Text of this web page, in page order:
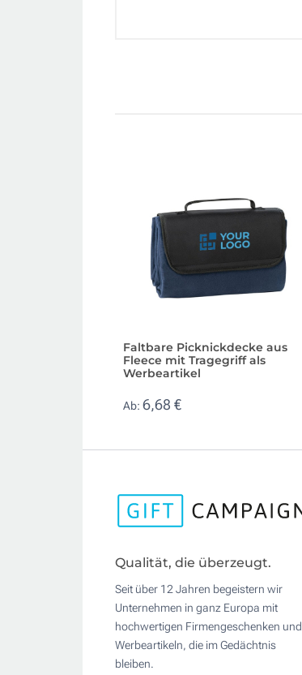
Faltbare Picknickdecke aus
Fleece mit Tragegriff als
Werbeartikel
Ab: 6,68 €
Qualität, die überzeugt.
Seit über 12 Jahren begeistern wir
Unternehmen in ganz Europa mit
hochwertigen Firmengeschenken und
Werbeartikeln, die im Gedächtnis
bleiben.